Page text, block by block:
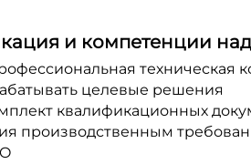
и компетенции
техническая
целевые решения
квалификационных
производственным